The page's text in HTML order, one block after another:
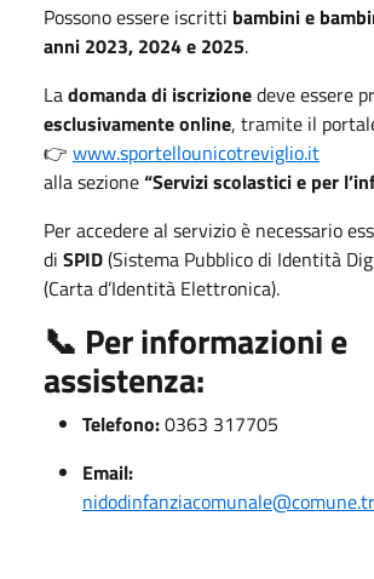
Possono essere iscritti bambini e
anni 2023, 2024 e 2025.
Ladomanda di iscrizionedeve essere
esclusivamente online, tramite il
👉 www.sportellounicotreviglio.it
alla sezione“Servizi scolastici e per
Per accedere al servizio è necessario
di SPID(Sistema Pubblico di Identità
(Carta d’Identità Elettronica).
📞 Per informazioni e
assistenza:
Telefono:0363 317705
Email: